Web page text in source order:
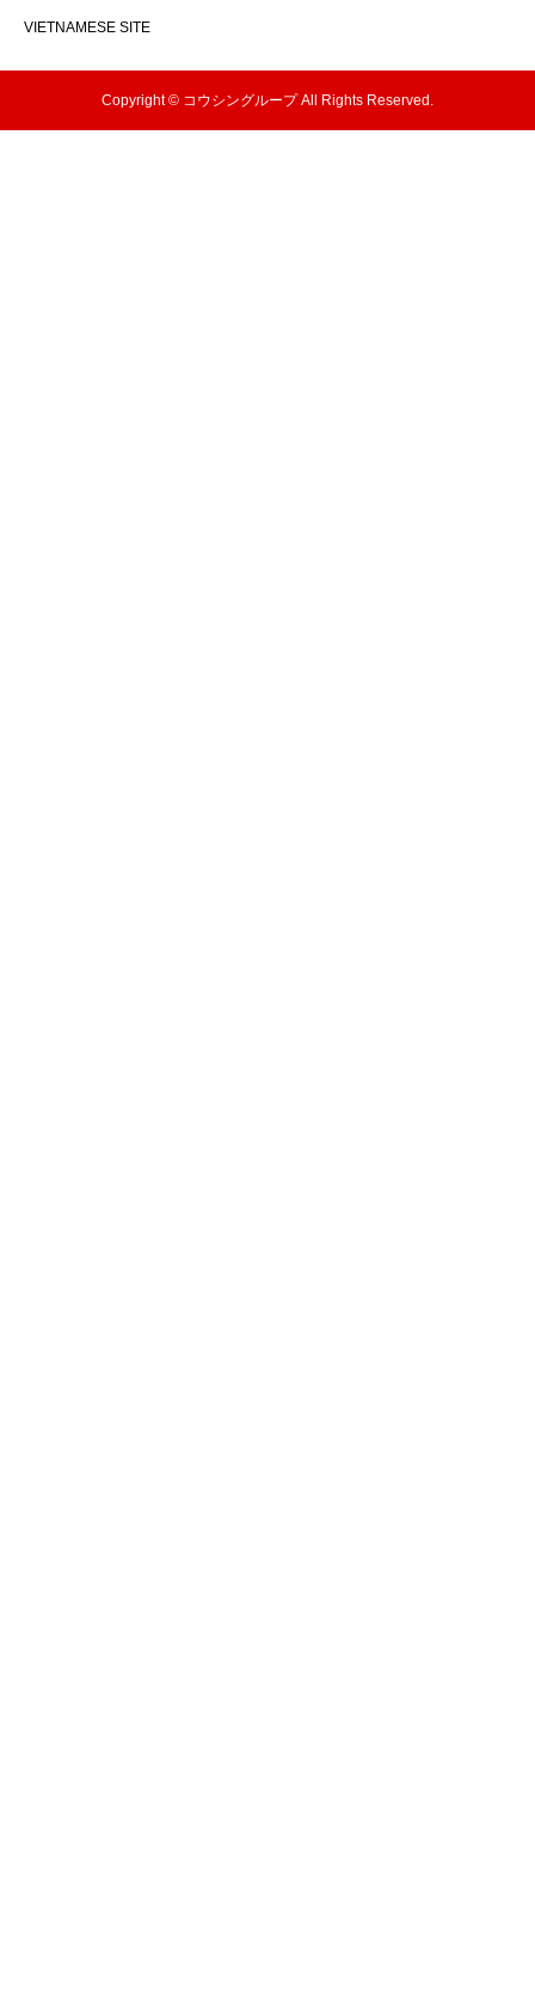
VIETNAMESE SITE
Copyright © コウシングループ All Rights Reserved.